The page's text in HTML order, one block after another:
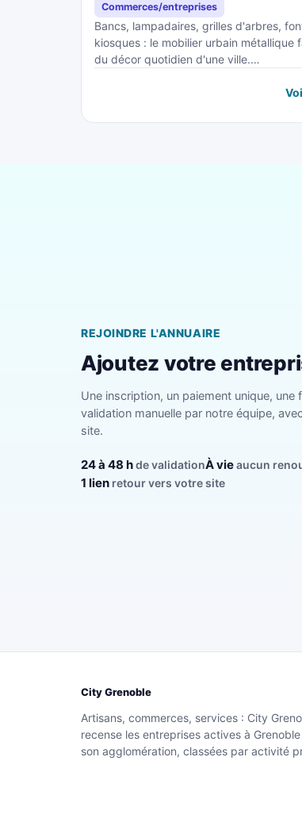
Commerces/entreprises
Bancs, lampadaires, grilles d'arbres,
kiosques : le mobilier urbain métallique
du décor quotidien d'une ville.…
REJOINDRE L'ANNUAIRE
Ajoutez votre
Une inscription, un paiement unique, une
validation manuelle par notre équipe,
site.
24 à 48 hde validationÀ vieaucun
1 lien retour vers votre site
City Grenoble
Artisans, commerces, services : City
recense les entreprises actives à
son agglomération, classées par activité